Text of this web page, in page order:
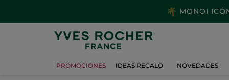
MONOI
PROMOCIONES IDEAS REGALO NOVEDADES